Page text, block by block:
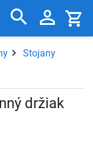
Stojany
držiak